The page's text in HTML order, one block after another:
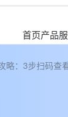
首页产品
略：3步扫码查